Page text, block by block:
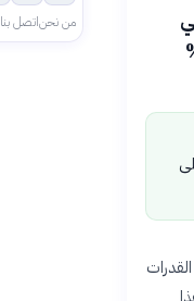
عتبة 100%
من نحناتصل بنا